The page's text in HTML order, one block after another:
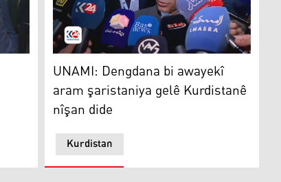
aram de birêve biçe
UNAMI: Dengdana bi awayekî aram
Kurdistan
UNAMI: Dengdana bi awayekî
aram şaristaniya gelê Kurdistanê
nîşan dide